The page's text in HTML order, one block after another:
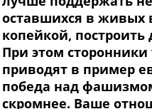
оставшихся в живых
копейкой,
При этом
приводят в пример
победа над
скромнее. Ваше